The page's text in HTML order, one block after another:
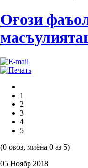
Оғози
1
2
3
4
5
(0 овоз, миёна 0 аз 5)
05 Ноябр 2018